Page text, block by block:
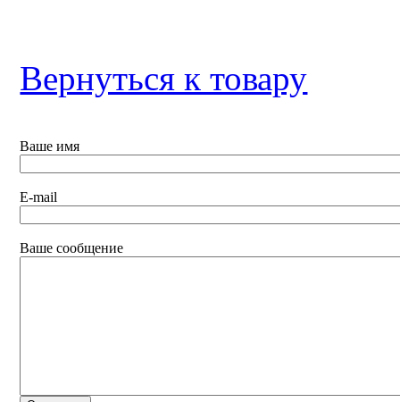
Вернуться к товару
Ваше имя
E-mail
Ваше сообщение